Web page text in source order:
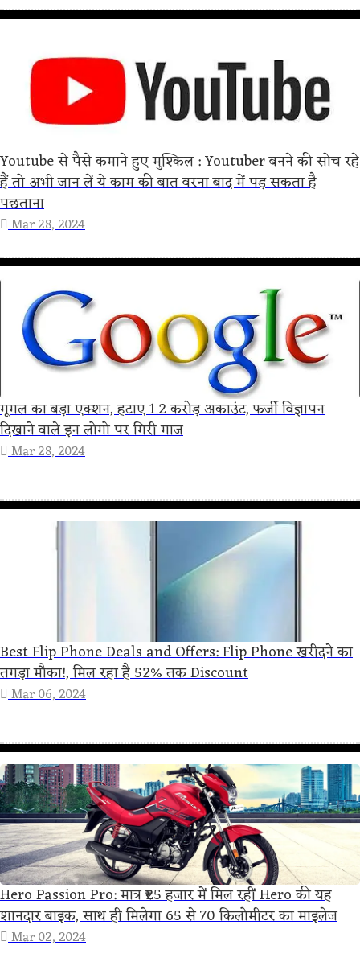
Youtube से पैसे कमाने हुए मुश्किल : Youtuber बनने की सोच रहे
हैं तो अभी जान लें ये काम की बात वरना बाद में पड़ सकता है
पछताना
Mar 28, 2024
गूगल का बड़ा एक्शन, हटाए 1.2 करोड़ अकाउंट, फर्जी विज्ञापन
दिखाने वाले इन लोगो पर गिरी गाज
Mar 28, 2024
Best Flip Phone Deals and Offers: Flip Phone खरीदने का
तगड़ा मौका!, मिल रहा है 52% तक Discount
Mar 06, 2024
Hero Passion Pro: मात्र ₹25 हजार में मिल रहीं Hero की यह
शानदार बाइक, साथ ही मिलेगा 65 से 70 किलोमीटर का माइलेज
Mar 02, 2024